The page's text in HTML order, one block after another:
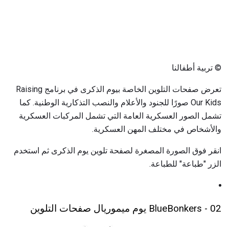
© تربية أطفالنا
تعرض صفحات التلوين الخاصة بيوم الذكرى في برنامج Raising
Our Kids صورًا للجنود والأعلام والنصب التذكارية الوطنية. كما
تشمل الصور العسكرية العامة التي تشمل المركبات العسكرية
والأشخاص في مختلف المهن العسكرية.
انقر فوق الصورة المصغرة لصفحة تلوين يوم الذكرى ثم استخدم
الزر "طباعة" للطباعة.
02 - BlueBonkers يوم ميموريال صفحات التلوين